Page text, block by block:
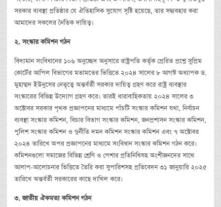
সরকার ব্যবস্থা প্রতিষ্ঠার যে ঐতিহাসিক সুযোগ সৃষ্টি হয়েছে, তার সদ্ব্যবহার করা
আমাদের সকলের নৈতিক দায়িত্ব।
২.সংস্কার কমিশন গঠন
বিদ্যমান সংবিধানের ১০৬ অনুচ্ছেদ অনুসারে রাষ্ট্রপতি কর্তৃক প্রেরিত প্রশ্নে সুপ্রিম
কোর্টের আপিল বিভাগের মতামতের ভিত্তিতে ২০২৪ সালের ৮ আগস্ট অধ্যাপক ড.
মুহাম্মদ ইউনুসের নেতৃত্বে অন্তর্বর্তী সরকার দায়িত্ব গ্রহণ করে রাষ্ট্র ব্যবস্থার
সংস্কারের বিভিন্ন উদ্যোগ গ্রহণ করে। তারই ধারাবাহিকতায় ২০২৪ সালের ৩
অক্টোবর সরকার পৃথক প্রজ্ঞাপনের মাধ্যমে পাঁচটি সংস্কার কমিশন যথা, নির্বাচন
ব্যবস্থা সংস্কার কমিশন, বিচার বিভাগ সংস্কার কমিশন, জনপ্রশাসন সংস্কার কমিশন,
পুলিশ সংস্কার কমিশন ও দুর্নীতি দমন কমিশন সংস্কার কমিশন এবং ৭ অক্টোবর
২০২৪ তারিখে অপর প্রজ্ঞাপনের মাধ্যমে সংবিধান সংস্কার কমিশন গঠন করে।
কমিশনগুলো সমাজের বিভিন্ন শ্রেণি ও পেশার প্রতিনিধিসহ অংশীজনদের সাথে
আলাপ-আলোচনার ভিত্তিতে তৈরি করা সুপারিশসহ প্রতিবেদন ৩১ জানুয়ারি ২০২৫
তারিখে অন্তর্বর্তী সরকারের কাছে দাখিল করে।
৩.জাতীয় ঐকমত্য কমিশন গঠন